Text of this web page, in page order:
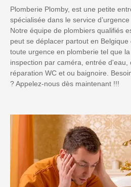
Plomberie Plomby, est une petite
spécialisée dans le service
Notre équipe de plombiers qualifiés
peut se déplacer partout en
toute urgence en plomberie tel que
inspection par caméra, entrée d'eau,
réparation WC et ou baignoire.
? Appelez-nous dès maintenant !!!